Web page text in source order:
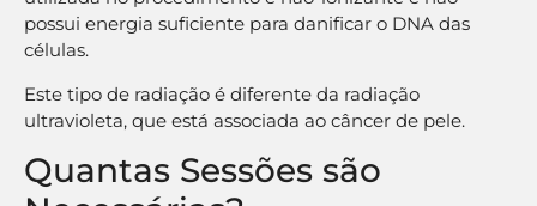
possui energia suficiente para danificar o DNA das
células.
Este tipo de radiação é diferente da radiação
ultravioleta, que está associada ao câncer de pele.
Quantas Sessões são